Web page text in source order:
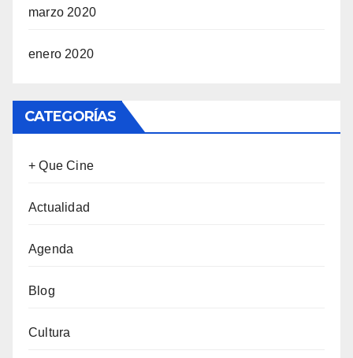
marzo 2020
enero 2020
CATEGORÍAS
+ Que Cine
Actualidad
Agenda
Blog
Cultura